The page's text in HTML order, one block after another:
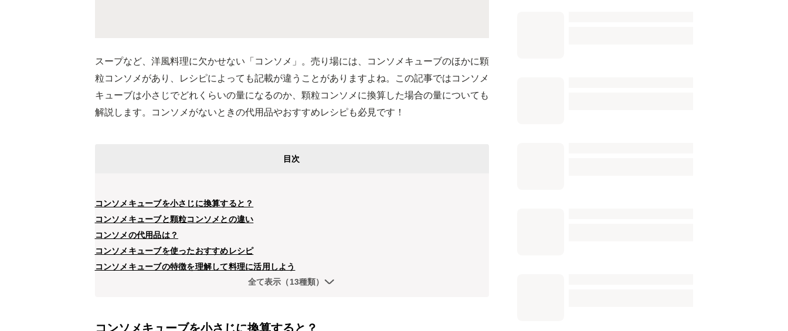
スープなど、洋風料理に欠かせない「コンソメ」。売り場には、コンソメキューブのほかに顆
粒コンソメがあり、レシピによっても記載が違うことがありますよね。この記事ではコンソメ
キューブは小さじでどれくらいの量になるのか、顆粒コンソメに換算した場合の量についても
解説します。コンソメがないときの代用品やおすすめレシピも必見です！
目次
コンソメキューブを小さじに換算すると？
コンソメキューブと顆粒コンソメとの違い
コンソメの代用品は？
コンソメキューブを使ったおすすめレシピ
コンソメキューブの特徴を理解して料理に活用しよう
全て表示（13種類）
コンソメキューブを小さじに換算すると？